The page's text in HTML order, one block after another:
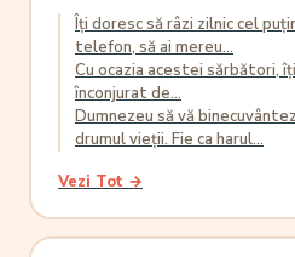
Îți doresc să râzi zilnic cel
telefon, să ai mereu...
Cu ocazia acestei sărbători,
înconjurat de...
Dumnezeu să vă
drumul vieții. Fie ca harul...
Vezi Tot →